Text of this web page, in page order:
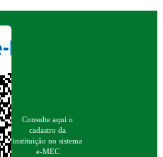
Consulte aqui o
cadastro da
instituição no sistema
e-MEC